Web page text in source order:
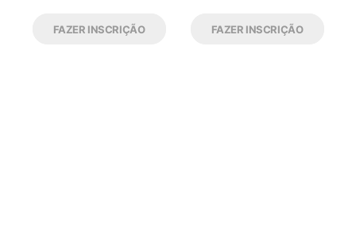
FAZER INSCRIÇÃO FAZER INSCRIÇÃO